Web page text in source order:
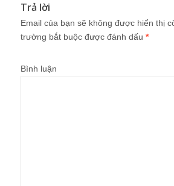
Trả lời
Email của bạn sẽ không được hiển thị
trường bắt buộc được đánh dấu *
Bình luận